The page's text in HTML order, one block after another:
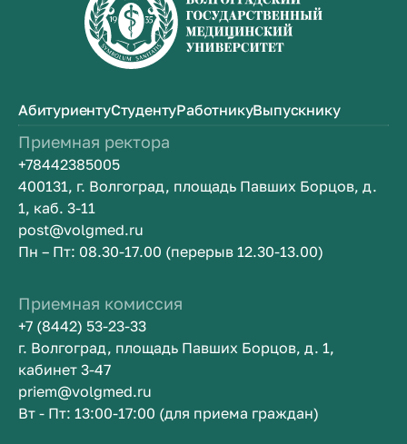
АбитуриентуСтудентуРаботникуВыпускнику
Приемная ректора
+78442385005
400131, г. Волгоград, площадь Павших Борцов, д.
1, каб. 3-11
post@volgmed.ru
Пн – Пт: 08.30-17.00 (перерыв 12.30-13.00)
Приемная комиссия
+7 (8442) 53-23-33
г. Волгоград, площадь Павших Борцов, д. 1,
кабинет 3-47
priem@volgmed.ru
Вт - Пт: 13:00-17:00 (для приема граждан)